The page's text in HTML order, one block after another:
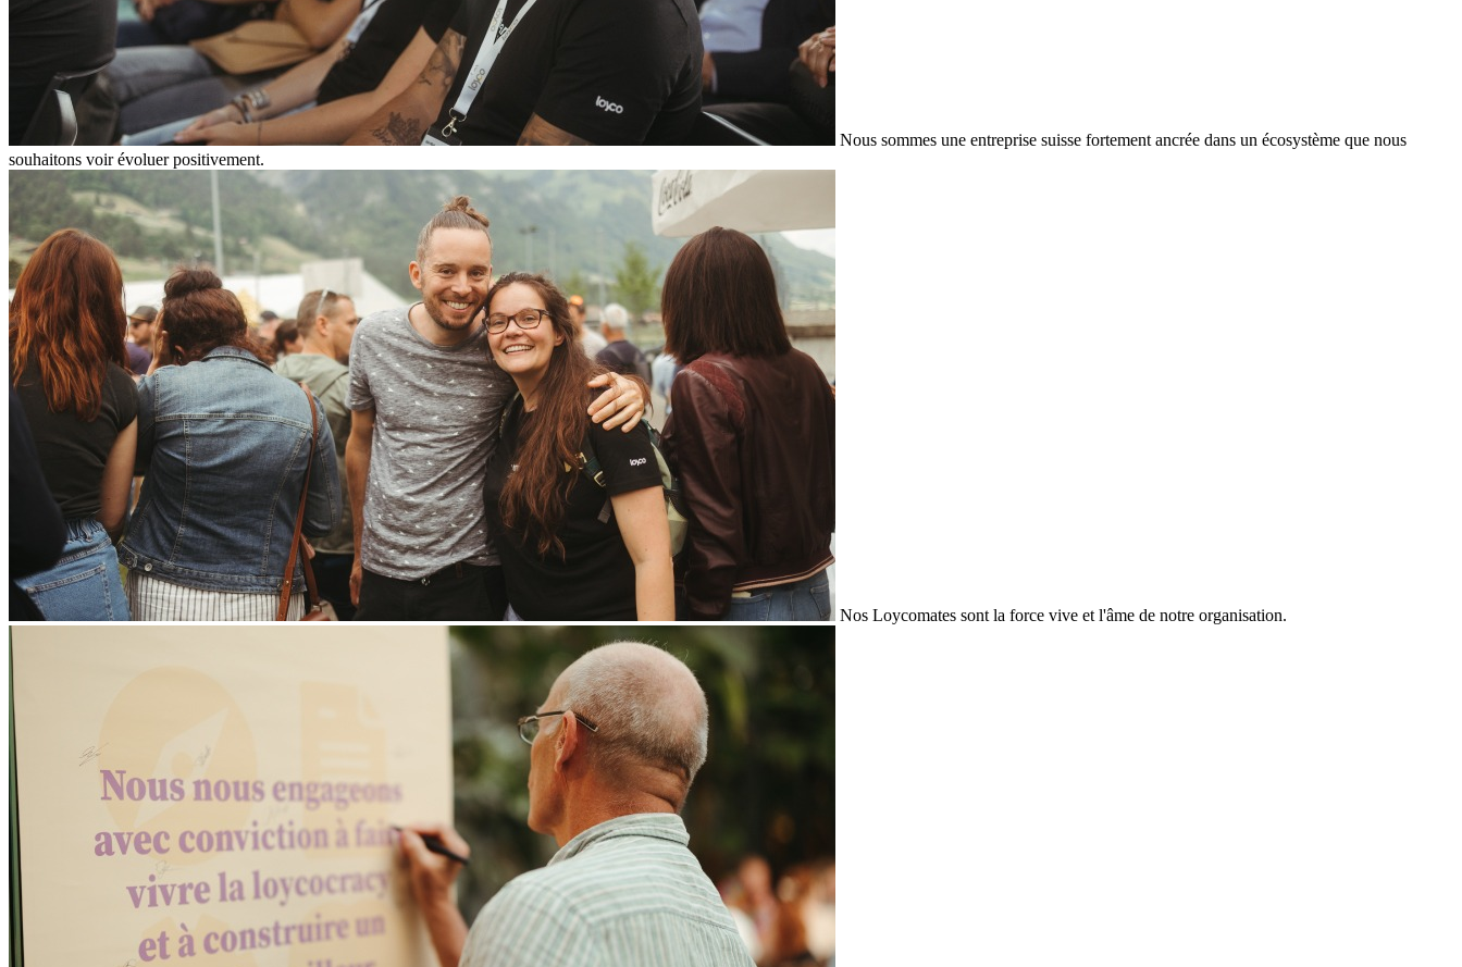
Nous sommes une entreprise suisse fortement ancrée dans un écosystème que nous
souhaitons voir évoluer positivement.
Nos Loycomates sont la force vive et l'âme de notre organisation.